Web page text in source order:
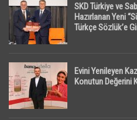
SKD Türkiye ve
Hazırlanan Yeni
Türkçe Sözlük’e
Evini Yenileyen
Konutun Değerini